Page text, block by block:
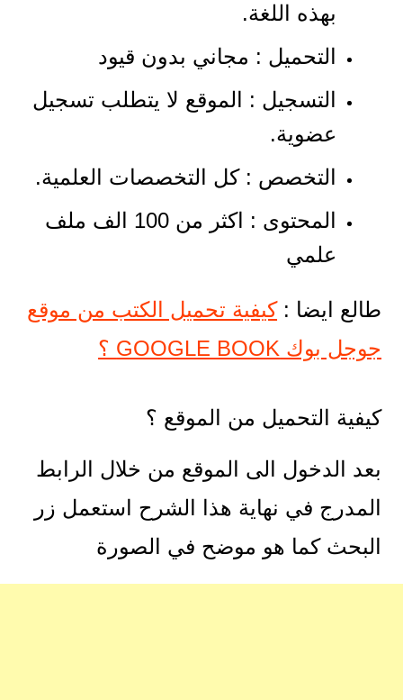
بهذه اللغة.
التحميل : مجاني بدون قيود
التسجيل : الموقع لا يتطلب تسجيل
عضوية.
التخصص : كل التخصصات العلمية.
المحتوى : اكثر من 100 الف ملف
علمي
طالع ايضا :كيفية تحميل الكتب من موقع
جوجل بوك GOOGLE BOOK ؟
كيفية التحميل من الموقع ؟
بعد الدخول الى الموقع من خلال الرابط
المدرج في نهاية هذا الشرح استعمل زر
البحث كما هو موضح في الصورة